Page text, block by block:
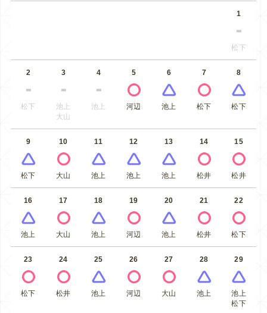
1
松下
2
松下
3
池上
大山
4
池上
5
河辺
6
池上
7
松下
8
松下
9
松下
10
大山
11
池上
12
池上
13
池上
14
松井
15
松井
16
池上
17
大山
18
池上
19
河辺
20
池上
21
松井
22
松下
23
松下
24
松井
25
池上
26
河辺
27
大山
28
池上
29
池上
松下